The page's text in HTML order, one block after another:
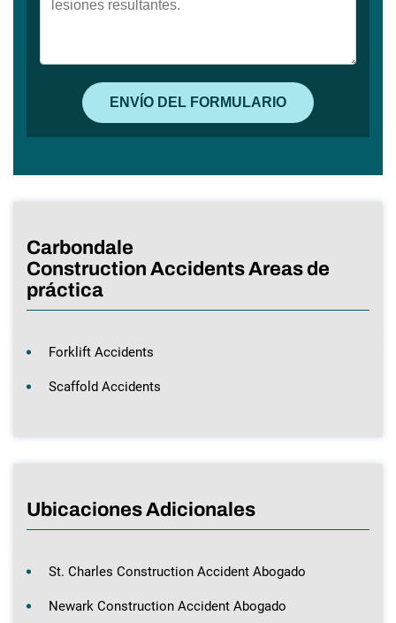
Carbondale
Construction Accidents Areas de
práctica
Forklift Accidents
Scaffold Accidents
Ubicaciones Adicionales
St. Charles Construction Accident Abogado
Newark Construction Accident Abogado